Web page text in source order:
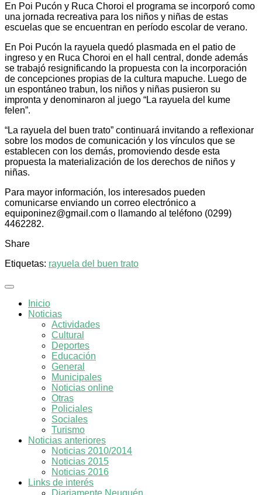
En Poi Pucón y Ruca Choroi el programa se incorporó como
una jornada recreativa para los niños y niñas de estas
escuelas que se encuentran en período escolar de verano.
En Poi Pucón la rayuela quedó plasmada en el patio de
ingreso y en Ruca Choroi en el hall central, donde además
se trabajó resignificando la propuesta con la incorporación
de concepciones propias de la cultura mapuche. Luego de
un espontáneo trabun, los niños y niñas pusieron su
impronta y denominaron al juego “La rayuela del kume
felen”.
“La rayuela del buen trato” continuará invitando a reflexionar
sobre los modos de comunicación y los vínculos que se
establecen con los demás, promoviendo desde esta
propuesta la materialización de los derechos de niños y
niñas.
Para mayor información, los interesados pueden
comunicarse enviando un correo electrónico a
equiponinez@gmail.com o llamando al teléfono (0299)
4462282.
Share
Etiquetas: rayuela del buen trato
Inicio
Noticias
Actividades
Cultural
Deportes
Educación
General
Municipales
Noticias online
Otras
Policiales
Sociales
Turismo
Noticias anteriores
Noticias 2010/2014
Noticias 2015
Noticias 2016
Links de interés
Diariamente Neuquén